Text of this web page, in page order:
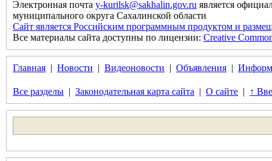
Электронная почта y-kurilsk@sakhalin.gov.ru является
муниципального округа Сахалинской области
Сайт является Российским программным продуктом и
Все материалы сайта доступны по лицензии: Creative
Главная | Новости | Видеоновости | Объявления |
Все разделы | Законодательная карта сайта | О сайте | ↑